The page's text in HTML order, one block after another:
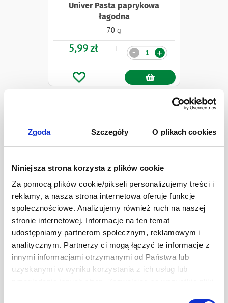
Zgoda Szczegóły O plikach cookies
Niniejsza strona korzysta z plików cookie
Za pomocą plików cookie/pikseli personalizujemy treści i
reklamy, a nasza strona internetowa oferuje funkcje
społecznościowe. Analizujemy również ruch na naszej
stronie internetowej. Informacje na ten temat
udostępniamy partnerom społecznym, reklamowym i
analitycznym. Partnerzy ci mogą łączyć te informacje z
innymi informacjami otrzymanymi od Państwa lub
uzyskanymi w wyniku korzystania z ich usług lub
Univer Pasta paprykowa
łagodna
70 g
5,99 zł Ilość +
-
Univer Pasta paprykowa ostra
70 g
5,99 zł Ilość